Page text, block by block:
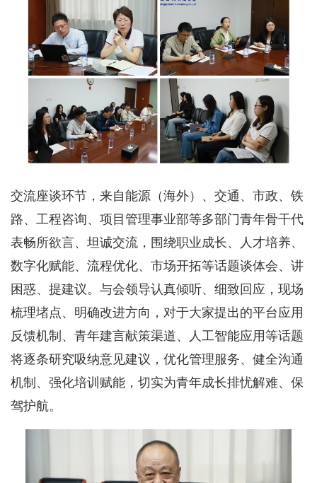
交流座谈环节，来自能源（海外）、交通、市政、铁
路、工程咨询、项目管理事业部等多部门青年骨干代
表畅所欲言、坦诚交流，围绕职业成长、人才培养、
数字化赋能、流程优化、市场开拓等话题谈体会、讲
困惑、提建议。与会领导认真倾听、细致回应，现场
梳理堵点、明确改进方向，对于大家提出的平台应用
反馈机制、青年建言献策渠道、人工智能应用等话题
将逐条研究吸纳意见建议，优化管理服务、健全沟通
机制、强化培训赋能，切实为青年成长排忧解难、保
驾护航。